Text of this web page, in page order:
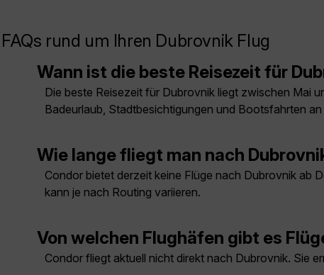
FAQs rund um Ihren Dubrovnik Flug
Wann ist die beste Reisezeit für
Die beste Reisezeit für Dubrovnik liegt zwischen Mai
Badeurlaub, Stadtbesichtigungen und Bootsfahrten
Wie lange fliegt man nach
Condor bietet derzeit keine Flüge nach Dubrovnik ab
kann je nach Routing variieren.
Von welchen Flughäfen gibt es
Condor fliegt aktuell nicht direkt nach Dubrovnik. Sie